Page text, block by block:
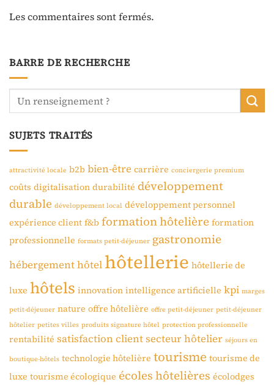
Les commentaires sont fermés.
BARRE DE RECHERCHE
SUJETS TRAITÉS
attractivité locale b2b bien-être carrière conciergerie premium
coûts digitalisation durabilité développement
durable développement local développement personnel
expérience client f&b formation hôtelière formation
professionnelle formats petit-déjeuner gastronomie
hébergementhôtel hôtellerie hôtellerie de
luxe hôtels innovation intelligence artificielle kpi marges
petit-déjeuner nature offre hôtelière offre petit-déjeuner petit-déjeuner
hôtelier petites villes produits signature hôtel protection professionnelle
rentabilité satisfaction clientsecteur hôtelier séjours en
boutique-hôtels technologie hôtelière tourisme tourisme de
luxe tourisme écologique écoles hôtelières écolodges